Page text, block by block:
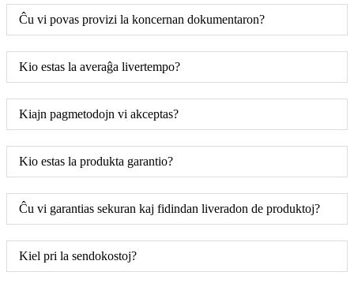
Ĉu vi povas provizi la koncernan dokumentaron?
Kio estas la averaĝa livertempo?
Kiajn pagmetodojn vi akceptas?
Kio estas la produkta garantio?
Ĉu vi garantias sekuran kaj fidindan liveradon de produktoj?
Kiel pri la sendokostoj?